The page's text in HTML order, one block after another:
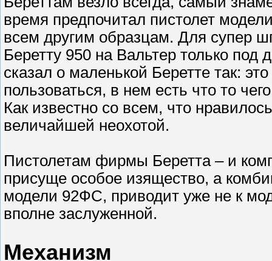
время предпочитал пистолет
всем другим образцам. Для супер
Беретту 950 на Вальтер только под
сказал о маленькой Беретте так:
пользоваться, в нем есть что то
Как известно со всем, что
величайшей неохотой.
Пистолетам фирмы Беретта – и
присуще особое изящество, а
модели 92ФС, приводит уже не к
вполне заслуженной.
Механизм